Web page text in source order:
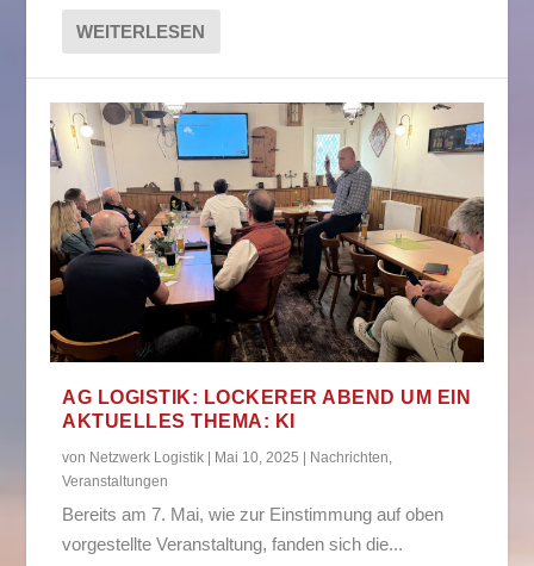
WEITERLESEN
AG LOGISTIK: LOCKERER ABEND UM EIN
AKTUELLES THEMA: KI
von Netzwerk Logistik | Mai 10, 2025 | Nachrichten,
Veranstaltungen
Bereits am 7. Mai, wie zur Einstimmung auf oben
vorgestellte Veranstaltung, fanden sich die...